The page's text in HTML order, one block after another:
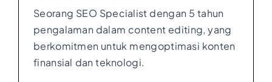
Seorang SEO Specialist dengan 5 tahun
pengalaman dalam content editing, yang
berkomitmen untuk mengoptimasi konten
finansial dan teknologi.